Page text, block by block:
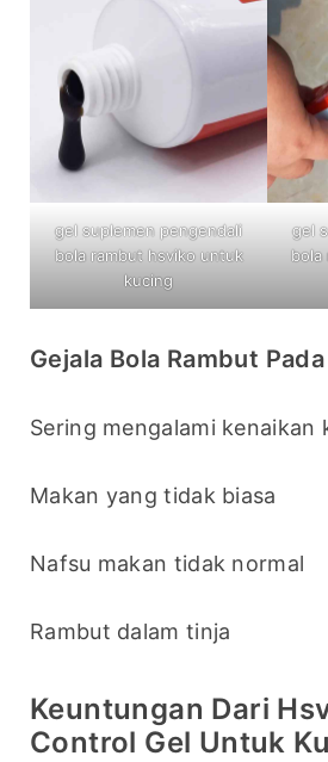
gel suplemen pengendali
bola rambut hsviko untuk
kucing
gel
bola
Gejala Bola Rambut
Sering mengalami kenaikan
Makan yang tidak biasa
Nafsu makan tidak normal
Rambut dalam tinja
Keuntungan Dari
Control Gel Untuk